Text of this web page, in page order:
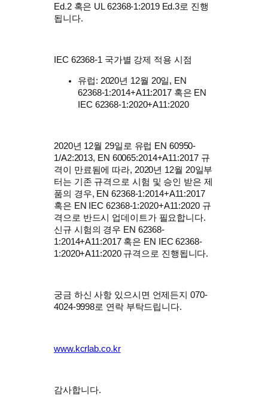
Ed.2 혹은 UL 62368-1:2019 Ed.3로 진행
됩니다.
IEC 62368-1 국가별 강제 적용 시점
유럽: 2020년 12월 20일, EN
62368-1:2014+A11:2017 혹은 EN
IEC 62368-1:2020+A11:2020
2020년 12월 29일로 유럽 EN 60950-
1/A2:2013, EN 60065:2014+A11:2017 규
격이 만료됨에 따라, 2020년 12월 20일부
터는 기존 규격으로 시험 및 승인 받은 제
품의 경우, EN 62368-1:2014+A11:2017
혹은 EN IEC 62368-1:2020+A11:2020 규
격으로 반드시 업데이트가 필요합니다.
신규 시험의 경우 EN 62368-
1:2014+A11:2017 혹은 EN IEC 62368-
1:2020+A11:2020 규격으로 진행됩니다.
궁금 하신 사항 있으시면 언제든지 070-
4024-9998로 연락 부탁드립니다.
www.kcrlab.co.kr
감사합니다.